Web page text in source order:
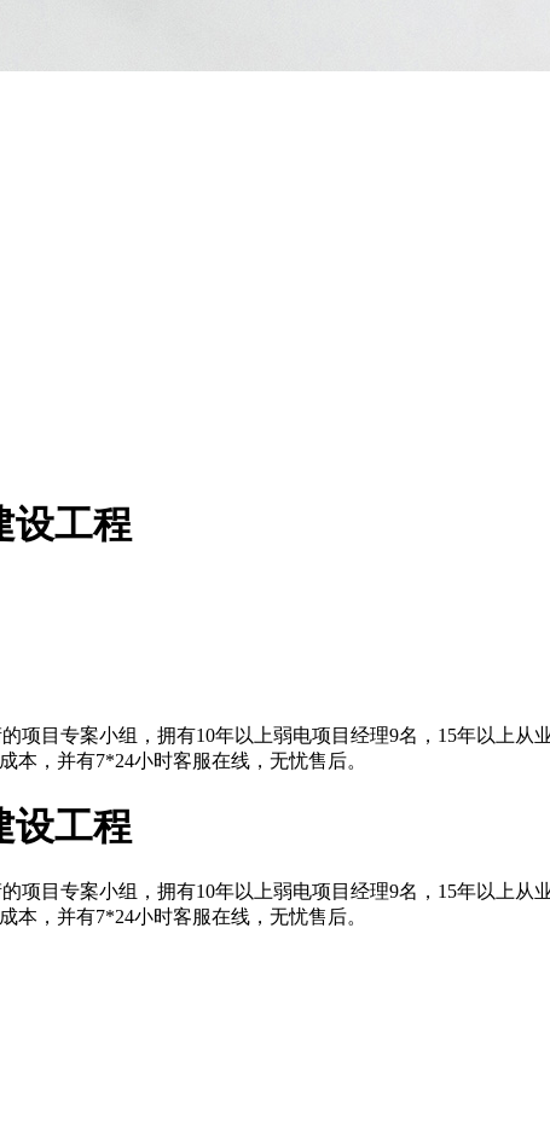
设工程
项目专案小组，拥有10年以上弱电项目经理9名，15年以上
本，并有7*24小时客服在线，无忧售后。
设工程
项目专案小组，拥有10年以上弱电项目经理9名，15年以上
本，并有7*24小时客服在线，无忧售后。